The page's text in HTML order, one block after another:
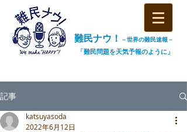
難民ナウ！ －世界の難民速報－
「難民問題を天気予報のように」
記事
katsuyasoda
2022年6月12日